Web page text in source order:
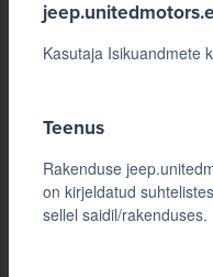
Kasutaja Isikuandmete
Teenus
Rakenduse
on kirjeldatud
sellel saidil/rakenduses.